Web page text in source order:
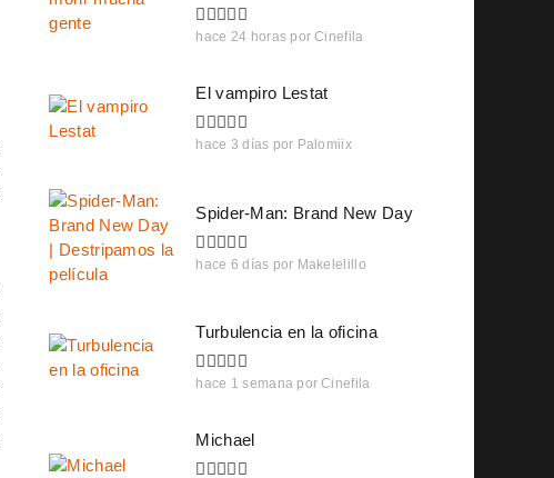
hace 24 horas por Cinefila
El vampiro Lestat
hace 3 días por Palomiix
Spider-Man: Brand New Day
hace 6 días por Makelelillo
Turbulencia en la oficina
hace 1 semana por Cinefila
Michael